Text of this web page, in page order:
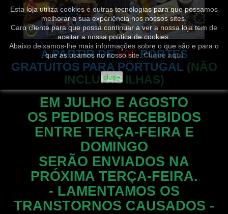
Esta loja utiliza cookies e outras tecnologias para que possamos
melhorar a sua experiência nos nossos sites.
Caro cliente para que possa continuar a ver a nossa loja tem de
aceitar a nossa política de cookies.
Abaixo deixamos-lhe mais informações sobre o que são e para o
que as usamos no nosso site.Clique aqui
close
A PARTIR DE 50€ PORTES
GRATUITOS PARA PORTUGAL (NÃO
INCLUI AS ILHAS)
EM JULHO E AGOSTO
OS PEDIDOS RECEBIDOS
ENTRE TERÇA-FEIRA E
DOMINGO
SERÃO ENVIADOS NA
PRÓXIMA TERÇA-FEIRA.
- LAMENTAMOS OS
TRANSTORNOS CAUSADOS -